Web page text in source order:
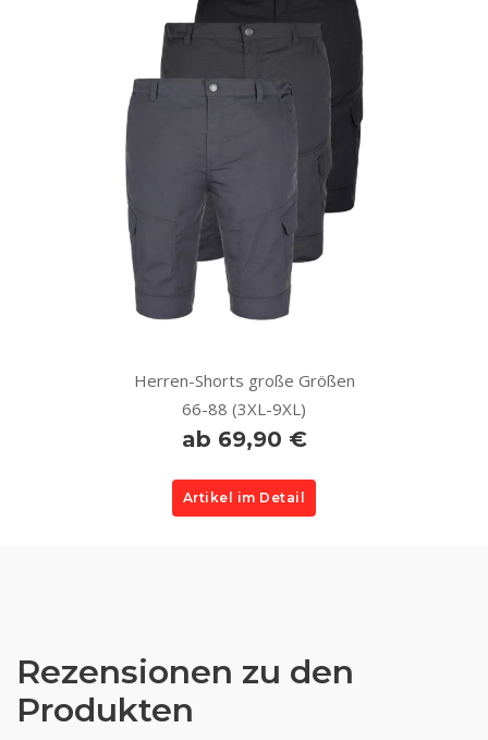
Herren-Shorts große Größen
66-88 (3XL-9XL)
ab 69,90 €
Artikel im Detail
Rezensionen zu den
Produkten